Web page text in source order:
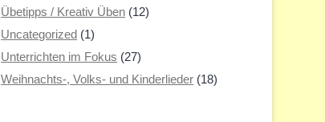
Übetipps / Kreativ Üben (12)
Uncategorized (1)
Unterrichten im Fokus (27)
Weihnachts-, Volks- und Kinderlieder (18)